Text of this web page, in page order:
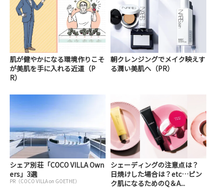
肌が健やかになる環境作りこそ
が美肌を手に入れる近道（P
R）
朝クレンジングでメイク映えす
る潤い美肌へ（PR）
シェア別荘「COCO VILLA Own
ers」3選
PR（COCO VILLA on GOETHE）
シェーディングの注意点は？
日焼けした場合は？etc…ピン
ク肌になるためのQ＆A...